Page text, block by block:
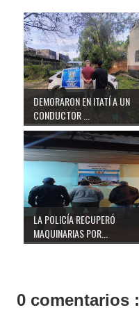
DEMORARON EN ITATÍ A UN
CONDUCTOR ...
LA POLICÍA RECUPERÓ
MAQUINARIAS POR...
0 comentarios :